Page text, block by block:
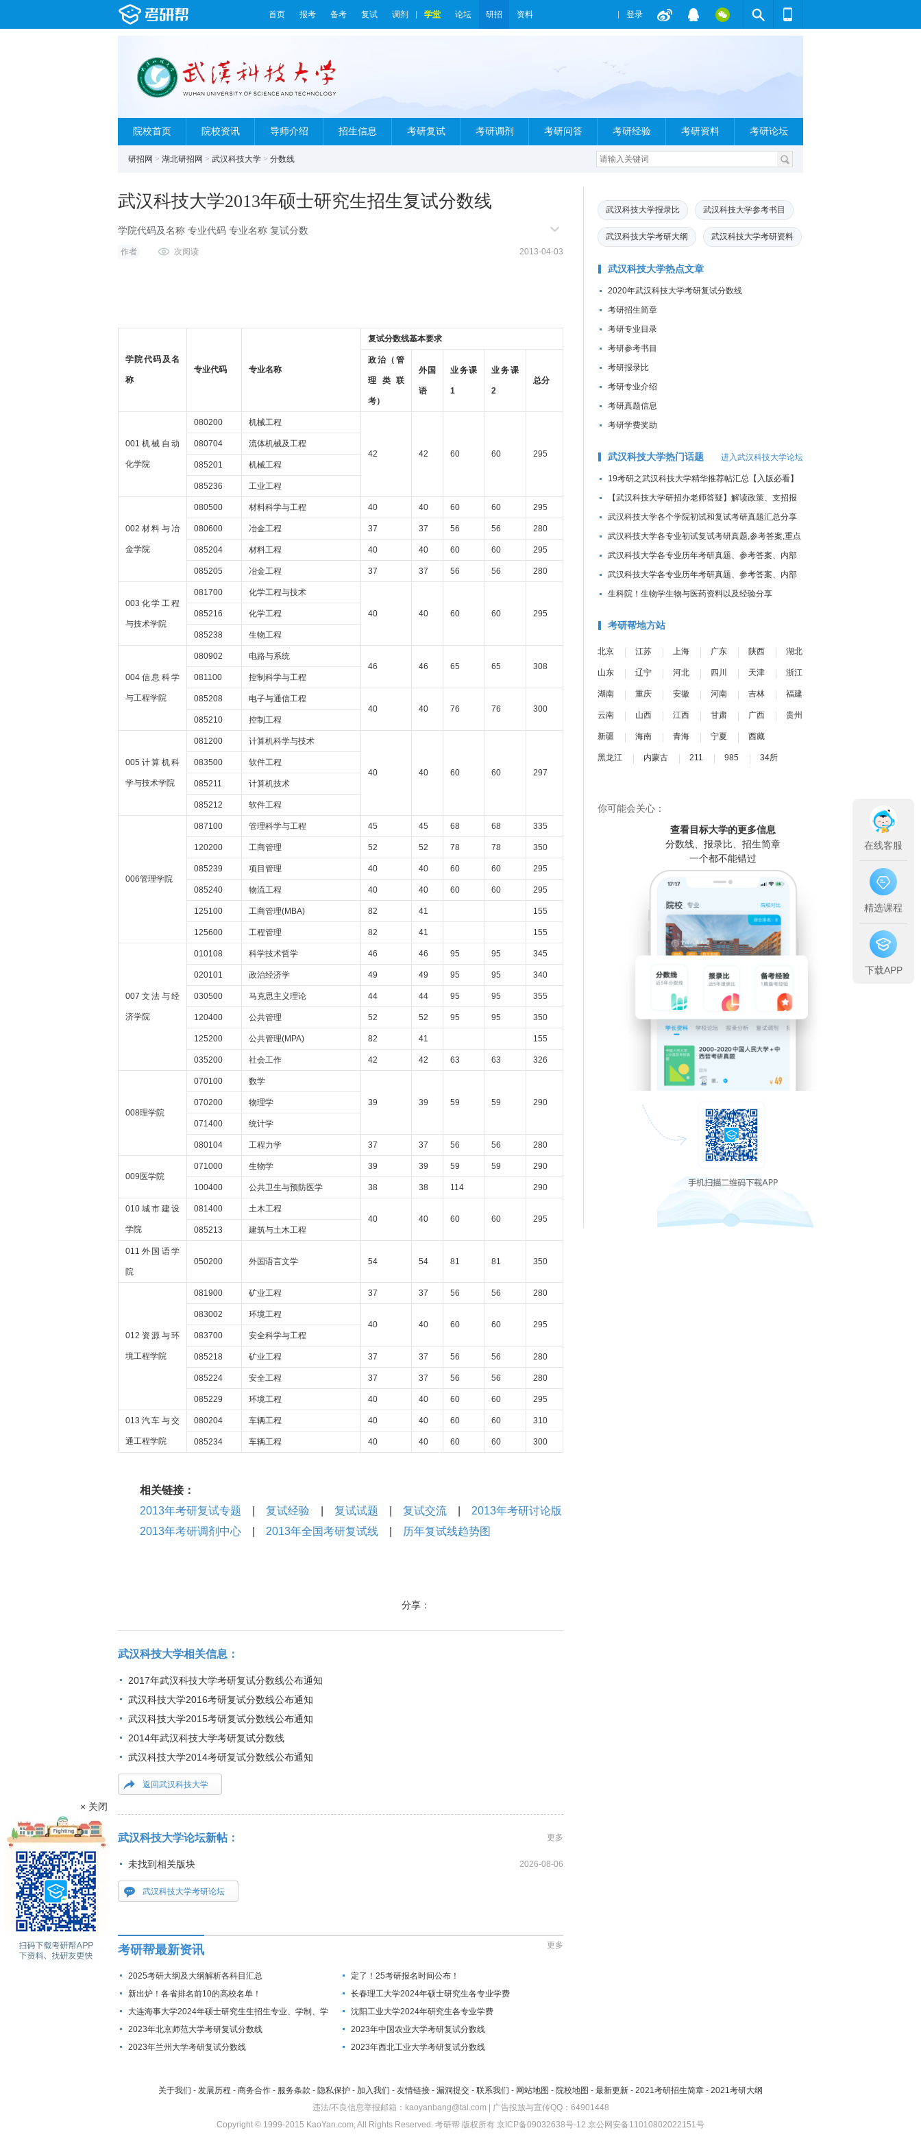
首页 报考 备考 复试 调剂 学堂 论坛 研招 资料 登录
院校首页 院校资讯 导师介绍 招生信息 考研复试 考研调剂 考研问答 考研经验 考研资料 考研论坛
研招网 > 湖北研招网 > 武汉科技大学 > 分数线
武汉科技大学2013年硕士研究生招生复试分数线
学院代码及名称 专业代码 专业名称 复试分数
作者 次阅读 2013-04-03
学院代码及名
称
专业代码 专业名称
复试分数线基本要求
政治（管
理类联
考）
外国
语
业务课
1
业务课
2
总分
001机械自动
化学院
080200 机械工程
42 42 60 60 295
080704 流体机械及工程
085201 机械工程
085236 工业工程
002材料与冶
金学院
080500 材料科学与工程 40 40 60 60 295
080600 冶金工程 37 37 56 56 280
085204 材料工程 40 40 60 60 295
085205 冶金工程 37 37 56 56 280
003化学工程
与技术学院
081700 化学工程与技术
40 40 60 60 295
085216 化学工程
085238 生物工程
004信息科学
与工程学院
080902
电路与系统
46
46 65 65
308
081100
控制科学与工程
085208
电子与通信工程
40
40 76 76
300
085210
控制工程
005计算机科
学与技术学院
081200 计算机科学与技术
40 40 60 60 297
083500 软件工程
085211 计算机技术
085212 软件工程
006管理学院
087100 管理科学与工程 45 45 68 68 335
120200 工商管理 52 52 78 78 350
085239 项目管理 40 40 60 60 295
085240 物流工程 40 40 60 60 295
125100 工商管理(MBA) 82 41 155
125600 工程管理 82 41 155
007文法与经
济学院
010108 科学技术哲学 46 46 95 95 345
020101 政治经济学 49 49 95 95 340
030500 马克思主义理论 44 44 95 95 355
120400 公共管理 52 52 95 95 350
125200 公共管理(MPA) 82 41 155
035200 社会工作 42 42 63 63 326
008理学院
070100 数学
39 39 59 59 290
070200 物理学
071400 统计学
080104 工程力学 37 37 56 56 280
009医学院
071000 生物学 39 39 59 59 290
100400 公共卫生与预防医学 38 38 114 290
010城市建设
学院
081400
土木工程
40
40 60 60
295
085213
建筑与土木工程
011外国语学
院
050200 外国语言文学 54 54 81 81 350
012资源与环
境工程学院
081900 矿业工程 37 37 56 56 280
083002
环境工程
40
40 60 60
295
083700
安全科学与工程
085218 矿业工程 37 37 56 56 280
085224 安全工程 37 37 56 56 280
085229 环境工程 40 40 60 60 295
013汽车与交
通工程学院
080204 车辆工程 40 40 60 60 310
085234 车辆工程 40 40 60 60 300
相关链接：
2013年考研复试专题
复试经验 复试试题 复试交流
2013年考研讨论版
2013年考研调剂中心
2013年全国考研复试线 历年复试线趋势图
分享：
武汉科技大学相关信息：
2017年武汉科技大学考研复试分数线公布通知
武汉科技大学2016考研复试分数线公布通知
武汉科技大学2015考研复试分数线公布通知
2014年武汉科技大学考研复试分数线
武汉科技大学2014考研复试分数线公布通知
返回武汉科技大学
武汉科技大学论坛新帖： 更多
2026-08-06
未找到相关版块
武汉科技大学考研论坛
考研帮最新资讯 更多
2025考研大纲及大纲解析各科目汇总
定了！25考研报名时间公布！
新出炉！各省排名前10的高校名单！
长春理工大学2024年硕士研究生各专业学费
大连海事大学2024年硕士研究生生招生专业、学制、学
费标准及拟招生人数
沈阳工业大学2024年研究生各专业学费
2023年北京师范大学考研复试分数线
2023年中国农业大学考研复试分数线
2023年兰州大学考研复试分数线
2023年西北工业大学考研复试分数线
武汉科技大学报录比 武汉科技大学参考书目
武汉科技大学考研大纲 武汉科技大学考研资料
武汉科技大学热点文章
2020年武汉科技大学考研复试分数线
考研招生简章
考研专业目录
考研参考书目
考研报录比
考研专业介绍
考研真题信息
考研学费奖助
武汉科技大学热门话题 进入武汉科技大学论坛
19考研之武汉科技大学精华推荐帖汇总【入版必看】
【武汉科技大学研招办老师答疑】解读政策、支招报
名
武汉科技大学各个学院初试和复试考研真题汇总分享
武汉科技大学各专业初试复试考研真题,参考答案,重点
范围
武汉科技大学各专业历年考研真题、参考答案、内部
笔记
武汉科技大学各专业历年考研真题、参考答案、内部
笔记
生科院！生物学生物与医药资料以及经验分享
考研帮地方站
北京 江苏 上海 广东 陕西 湖北
山东 辽宁 河北 四川 天津 浙江
湖南 重庆 安徽 河南 吉林 福建
云南 山西 江西 甘肃 广西 贵州
新疆 海南 青海 宁夏 西藏
黑龙江 内蒙古 211 985 34所
你可能会关心：
查看目标大学的更多信息
分数线、报录比、招生简章
一个都不能错过
关于我们 - 发展历程 - 商务合作 - 服务条款 - 隐私保护 - 加入我们 - 友情链接 - 漏洞提交 - 联系我们 - 网站地图 - 院校地图 - 最新更新 - 2021考研招生简章 - 2021考研大纲
违法/不良信息举报邮箱：kaoyanbang@tal.com | 广告投放与宣传QQ：64901448
Copyright © 1999-2015 KaoYan.com, All Rights Reserved. 考研帮 版权所有 京ICP备09032638号-12 京公网安备11010802022151号
× 关闭
在线客服
精选课程
下载APP